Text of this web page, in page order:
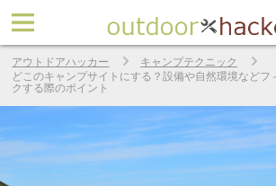
アウトドアハッカー
キャンプテクニック
どこのキャンプサイトにする？設備や自然環境などフ
クする際のポイント